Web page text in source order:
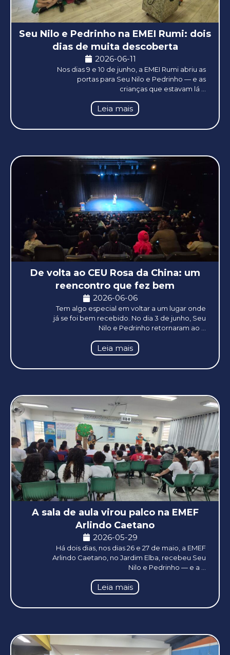
Seu Nilo e Pedrinho na EMEI Rumi: dois
dias de muita descoberta
2026-06-11
Nos dias 9 e 10 de junho, a EMEI Rumi abriu as
portas para Seu Nilo e Pedrinho — e as
crianças que estavam lá ...
Leia mais
De volta ao CEU Rosa da China: um
reencontro que fez bem
2026-06-06
Tem algo especial em voltar a um lugar onde
já se foi bem recebido. No dia 3 de junho, Seu
Nilo e Pedrinho retornaram ao ...
Leia mais
A sala de aula virou palco na EMEF
Arlindo Caetano
2026-05-29
Há dois dias, nos dias 26 e 27 de maio, a EMEF
Arlindo Caetano, no Jardim Elba, recebeu Seu
Nilo e Pedrinho — e a ...
Leia mais